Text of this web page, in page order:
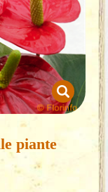
piante